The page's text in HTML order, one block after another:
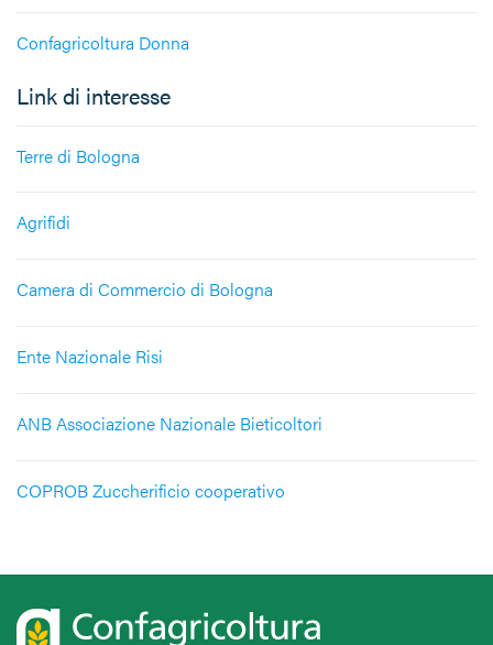
Confagricoltura Donna
Link di interesse
Terre di Bologna
Agrifidi
Camera di Commercio di Bologna
Ente Nazionale Risi
ANB Associazione Nazionale Bieticoltori
COPROB Zuccherificio cooperativo